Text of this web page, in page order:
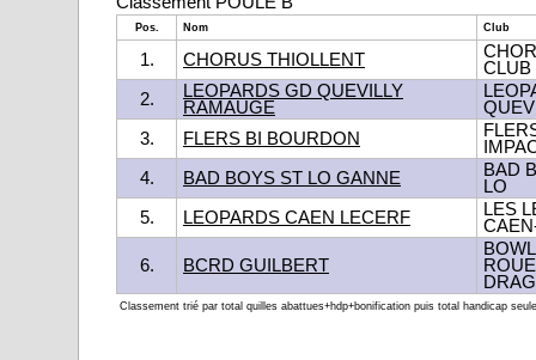
Pos. Nom Club
1. CHORUS THIOLLENT
CLUB
2.
LEOPARDS GD QUEVILLY
RAMAUGE
3.
FLERS BI BOURDON
4.
BAD BOYS ST LO GANNE
BAD
LO
5.
LEOPARDS CAEN LECERF
LES
6. BCRD GUILBERT
Classement trié par total quilles abattues+hdp+bonification puis total handicap